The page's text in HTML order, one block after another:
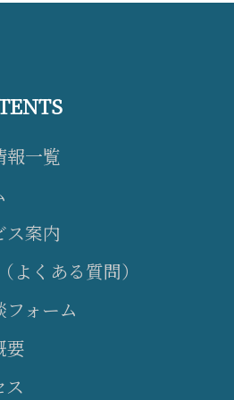
報一覧
ス案内
よくある質問）
フォーム
要
ス